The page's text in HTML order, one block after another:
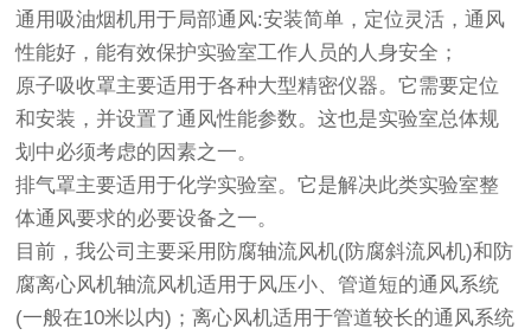
通用吸油烟机用于局部通风:安装简单，定位灵活，通风
性能好，能有效保护实验室工作人员的人身安全；
原子吸收罩主要适用于各种大型精密仪器。它需要定位
和安装，并设置了通风性能参数。这也是实验室总体规
划中必须考虑的因素之一。
排气罩主要适用于化学实验室。它是解决此类实验室整
体通风要求的必要设备之一。
目前，我公司主要采用防腐轴流风机(防腐斜流风机)和防
腐离心风机轴流风机适用于风压小、管道短的通风系统
(一般在10米以内)；离心风机适用于管道较长的通风系统